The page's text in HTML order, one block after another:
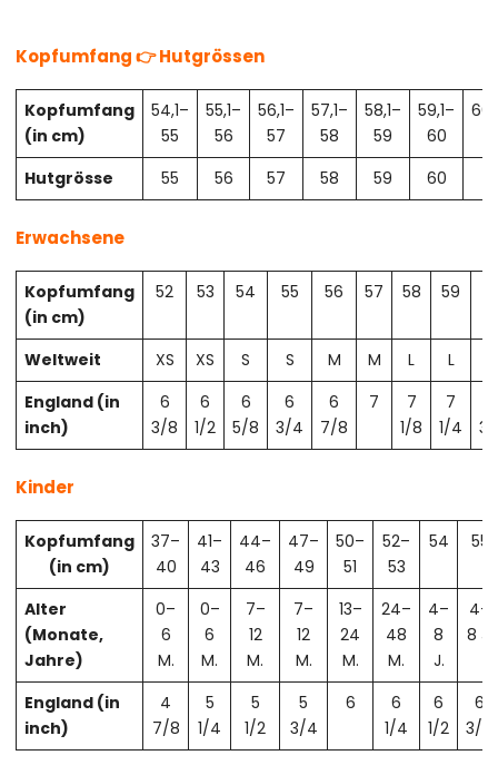
Kopfumfang 👉 Hutgrössen
Kopfumfang
(in cm)
54,1–
55
55,1–
56
56,1–
57
57,1–
58
58,1–
59
59,1–
60
Hutgrösse
55 56 57 58 59 60
Erwachsene
Kopfumfang
(in cm)
52 53 54 55 56 57 58 59
Weltweit XS XS S S M M L L
England (in
inch)
6
3/8
6
1/2
6
5/8
6
3/4
6
7/8
7
7
1/8
7
1/4
Kinder
Kopfumfang
(in cm)
37–
40
41–
43
44–
46
47–
49
50–
51
52–
53
54 55
Alter
(Monate,
Jahre)
0–
6
M.
0–
6
M.
7–
12
M.
7–
12
M.
13–
24
M.
24–
48
M.
4–
8
J.
4–
8 J.
England (in
inch)
4
7/8
5
1/4
5
1/2
5
3/4
6
6
1/4
6
1/2
6
3/4